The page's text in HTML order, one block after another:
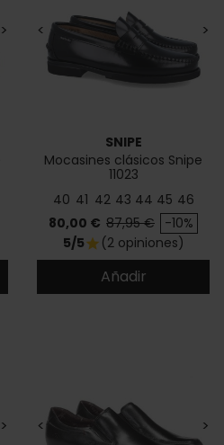
> < >
SNIPE
Mocasines clásicos Snipe
11023
40 41 42 43 44 45 46
Precio
80,00 € Precio base
87,95 € -10%
5/5star (2 opiniones)
Añadir
> < >